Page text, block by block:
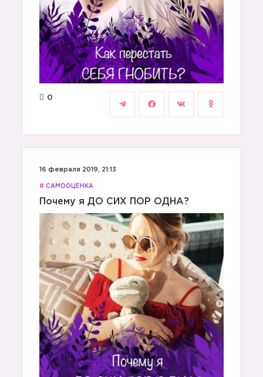
0
16 февраля 2019, 21:13
# САМООЦЕНКА
Почему я ДО СИХ ПОР ОДНА?